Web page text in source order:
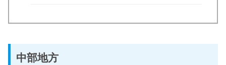
中部地方